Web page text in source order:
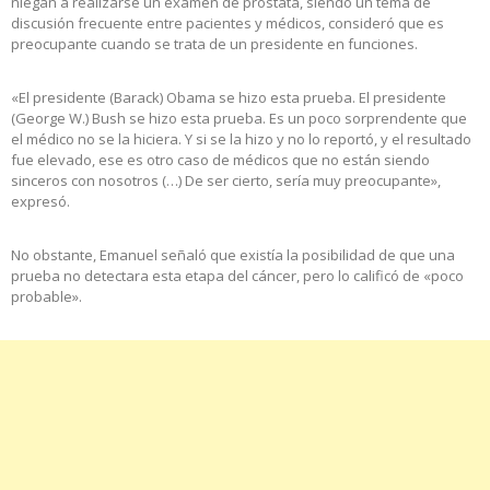
discusión frecuente entre pacientes y médicos, consideró que es
preocupante cuando se trata de un presidente en funciones.
«El presidente (Barack) Obama se hizo esta prueba. El presidente
(George W.) Bush se hizo esta prueba. Es un poco sorprendente que
el médico no se la hiciera. Y si se la hizo y no lo reportó, y el resultado
fue elevado, ese es otro caso de médicos que no están siendo
sinceros con nosotros (…) De ser cierto, sería muy preocupante»,
expresó.
No obstante, Emanuel señaló que existía la posibilidad de que una
prueba no detectara esta etapa del cáncer, pero lo calificó de «poco
probable».